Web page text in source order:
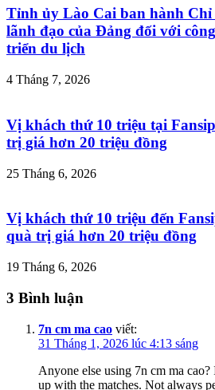
Tỉnh ủy Lào Cai ban hành Chỉ
lãnh đạo của Đảng đối với
triển du lịch
4 Tháng 7, 2026
Vị khách thứ 10 triệu tại
trị giá hơn 20 triệu đồng
25 Tháng 6, 2026
Vị khách thứ 10 triệu đến
quà trị giá hơn 20 triệu đồng
19 Tháng 6, 2026
3 Bình luận
7n cm ma cao viết:
31 Tháng 1, 2026 lúc 4:13 sáng
Anyone else using 7n cm ma
up with the matches. Not always